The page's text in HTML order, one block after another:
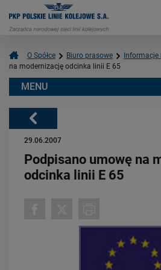
O Spółce Biuro prasowe
na modernizację odcinka linii E 65
Powrót
29.06.2007
Podpisano umowę na
odcinka linii E 65
MENU
Budujemy nowoczesną kolej na Kaszubach